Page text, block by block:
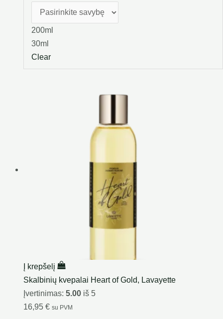
200ml
30ml
Clear
Į krepšelį
Skalbinių kvepalai Heart of Gold, Lavayette
Įvertinimas: 5.00iš 5
16,95 € su PVM